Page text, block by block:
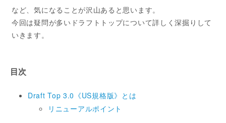
など、気になることが沢山あると思います。
今回は疑問が多いドラフトトップについて詳しく深掘りして
いきます。
目次
Draft Top 3.0《US規格版》とは
リニューアルポイント